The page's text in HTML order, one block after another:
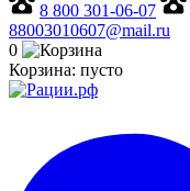
8 800 301-06-07
88003010607@mail.ru
0
Корзина: пусто